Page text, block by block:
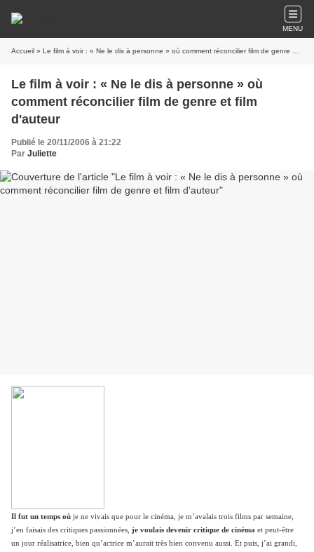
MENU
Accueil » Le film à voir : « Ne le dis à personne » où comment réconcilier film de genre et film d'auteur
Le film à voir : « Ne le dis à personne » où
comment réconcilier film de genre et film
d'auteur
Publié le 20/11/2006 à 21:22
Par Juliette
Il fut un temps où je ne vivais que pour le cinéma, je m’avalais trois films par semaine,
j’en faisais des critiques passionnées, je voulais devenir critique de cinéma et peut-être
un jour réalisatrice, bien qu’actrice m’aurait très bien convenu aussi. Et puis, j’ai grandi,